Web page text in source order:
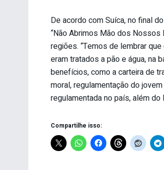
De acordo com Suíca, no final
“Não Abrimos Mão dos
regiões. “Temos de lembrar
eram tratados a pão e água, na
benefícios, como a carteira de
moral, regulamentação do
regulamentada no país, além do
Compartilhe isso: